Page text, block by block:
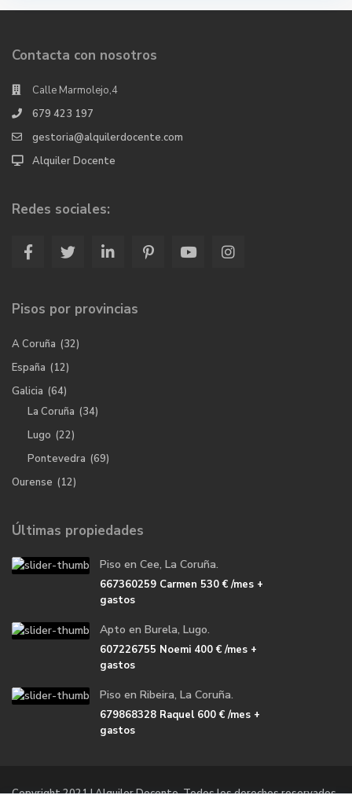
Contacta con nosotros
Calle Marmolejo,4
679 423 197
gestoria@alquilerdocente.com
Alquiler Docente
Redes sociales:
Pisos por provincias
A Coruña (32)
España (12)
Galicia (64)
La Coruña (34)
Lugo (22)
Pontevedra (69)
Ourense (12)
Últimas propiedades
Piso en Cee, La Coruña.
667360259 Carmen 530 €/mes +
gastos
Apto en Burela, Lugo.
607226755 Noemi 400 €/mes +
gastos
Piso en Ribeira, La Coruña.
679868328 Raquel600 €/mes +
gastos